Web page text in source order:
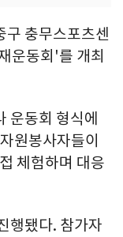
구 충무스포츠센
운동회'를 개최
운동회 형식에
원봉사자들이
체험하며 대응
행됐다. 참가자